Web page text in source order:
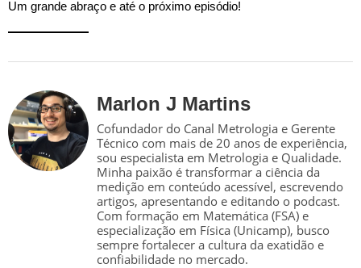
Um grande abraço e até o próximo episódio!
Marlon J Martins
Cofundador do Canal Metrologia e Gerente
Técnico com mais de 20 anos de experiência,
sou especialista em Metrologia e Qualidade.
Minha paixão é transformar a ciência da
medição em conteúdo acessível, escrevendo
artigos, apresentando e editando o podcast.
Com formação em Matemática (FSA) e
especialização em Física (Unicamp), busco
sempre fortalecer a cultura da exatidão e
confiabilidade no mercado.